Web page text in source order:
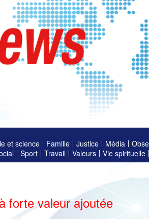
et science Famille Justice Média
Sport Travail Valeurs Vie spirituelle
forte valeur ajoutée